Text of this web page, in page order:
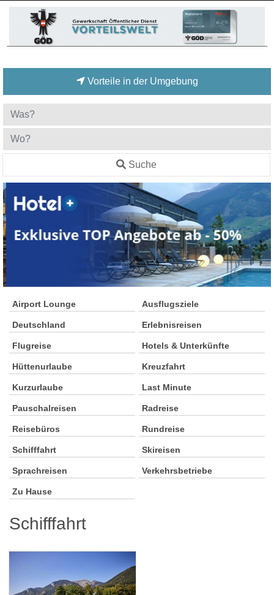
Vorteile in der Umgebung
Suche
Airport Lounge Ausflugsziele
Deutschland Erlebnisreisen
Flugreise Hotels & Unterkünfte
Hüttenurlaube Kreuzfahrt
Kurzurlaube Last Minute
Pauschalreisen Radreise
Reisebüros Rundreise
Schifffahrt Skireisen
Sprachreisen Verkehrsbetriebe
Zu Hause
Schifffahrt